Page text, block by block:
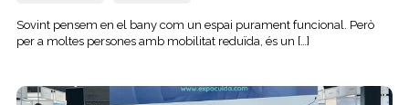
Sovint pensem en el bany com un espai purament funcional. Però
per a moltes persones amb mobilitat reduïda, és un […]